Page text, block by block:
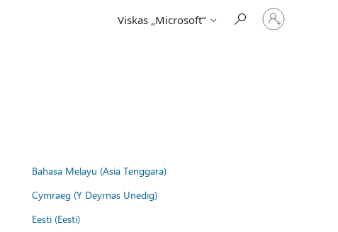
Viskas „Microsoft“
Prisijunkite
prie
paskyros
Bahasa Melayu (Asia Tenggara)
Cymraeg (Y Deyrnas Unedig)
Eesti (Eesti)